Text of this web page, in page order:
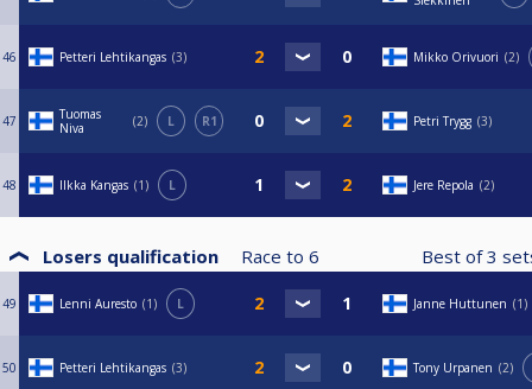
46 Petteri Lehtikangas 3 Mikko Orivuori 2
47
Tuomas
Niva
2 L R1 Petri Trygg 3
48 Ilkka Kangas 1 L Jere Repola 2
Losers qualification Race to 6 Best of3
49 Lenni Auresto 1 L Janne Huttunen 1
50 Petteri Lehtikangas 3 Tony Urpanen 2